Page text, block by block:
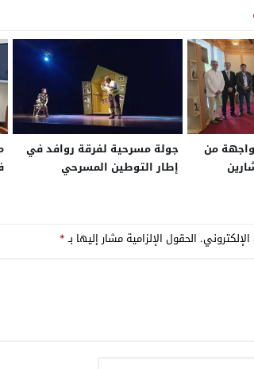
من
جولة مسرحية لفرقة روافد في
إطار التوطين المسرحي
الحقول الإلزامية مشار إليها بـ*